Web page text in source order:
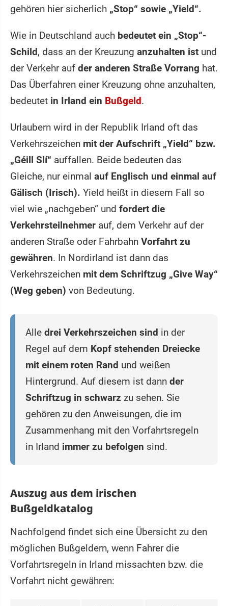
gehören hier sicherlich „Stop“ sowie „Yield“.
Wie in Deutschland auch bedeutet ein „Stop“-
Schild, dass an der Kreuzung anzuhalten ist und
der Verkehr auf der anderen Straße Vorrang hat.
Das Überfahren einer Kreuzung ohne anzuhalten,
bedeutet in Irland ein Bußgeld.
Urlaubern wird in der Republik Irland oft das
Verkehrszeichen mit der Aufschrift „Yield“ bzw.
„Géill Slí“ auffallen. Beide bedeuten das
Gleiche, nur einmal auf Englisch und einmal auf
Gälisch (Irisch). Yield heißt in diesem Fall so
viel wie „nachgeben“ und fordert die
Verkehrsteilnehmer auf, dem Verkehr auf der
anderen Straße oder Fahrbahn Vorfahrt zu
gewähren. In Nordirland ist dann das
Verkehrszeichen mit dem Schriftzug „Give Way“
(Weg geben) von Bedeutung.
Alle drei Verkehrszeichen sind in der
Regel auf dem Kopf stehenden Dreiecke
mit einem roten Rand und weißen
Hintergrund. Auf diesem ist dann der
Schriftzug in schwarz zu sehen. Sie
gehören zu den Anweisungen, die im
Zusammenhang mit den Vorfahrtsregeln
in Irland immer zu befolgen sind.
Auszug aus dem irischen
Bußgeldkatalog
Nachfolgend findet sich eine Übersicht zu den
möglichen Bußgeldern, wenn Fahrer die
Vorfahrtsregeln in Irland missachten bzw. die
Vorfahrt nicht gewähren: